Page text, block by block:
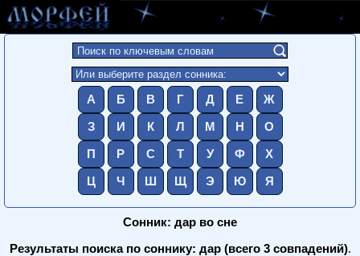
А Б В Г Д Е Ж
З И К Л М Н О
П Р С Т У Ф Х
Ц Ч Ш Щ Э Ю Я
Сонник: дар во сне
Результаты поиска по соннику: дар (всего 3 совпадений).